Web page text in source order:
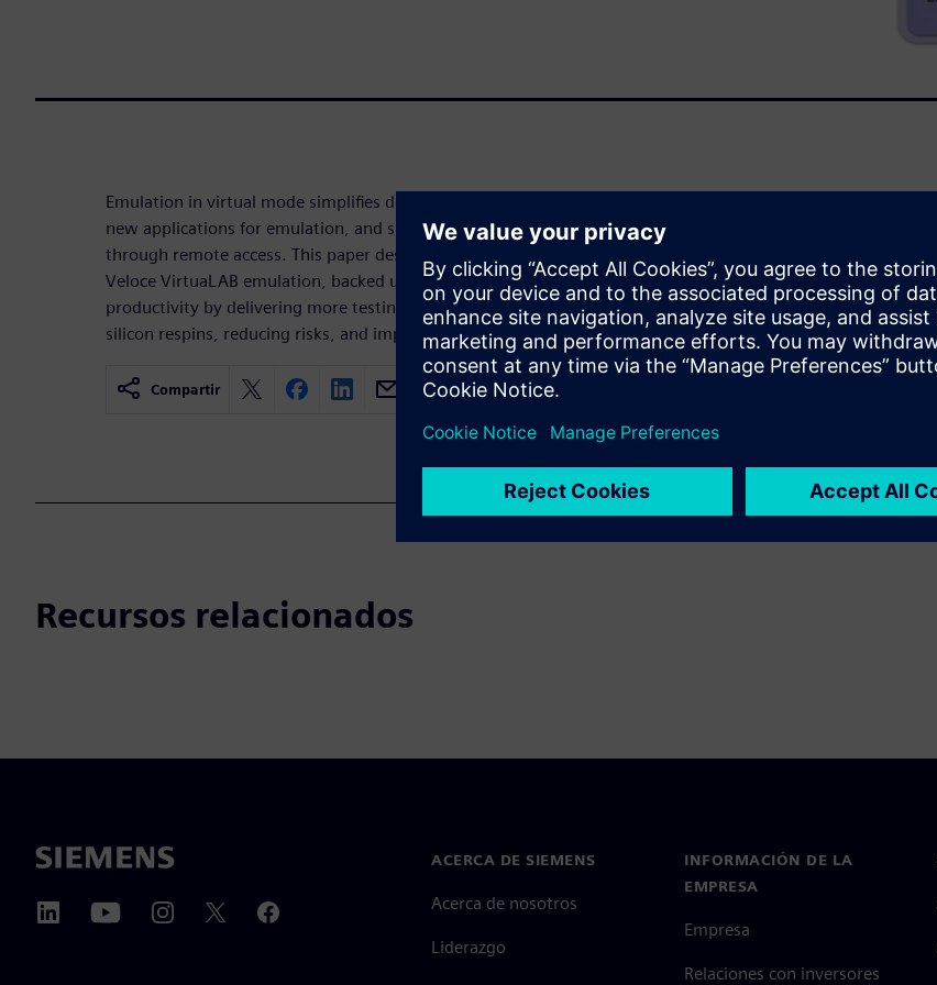
Emulation in virtual mode simplifies debug, improves debug accuracy, creates
new applications for emulation, and supports multiple concurrent users
through remote access. This paper describes the advantages and benefits of
Veloce VirtuaLAB emulation, backed up by three test cases. VirtuaLAB boosts
productivity by delivering more testing in a shorter time frame, eliminating
silicon respins, reducing risks, and improving ROI.
Compartir
Recursos relacionados
ACERCA DE SIEMENS
Acerca de nosotros
Liderazgo
INFORMACIÓN DE LA
EMPRESA
Empresa
Relaciones con inversores